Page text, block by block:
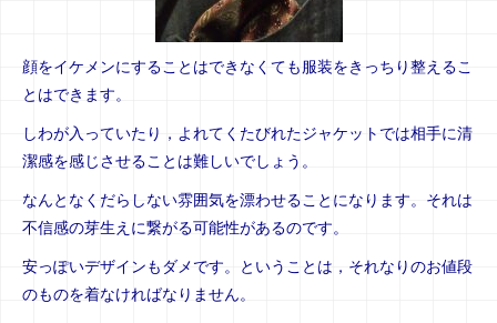
顔をイケメンにすることはできなくても服装をきっちり整えるこ
とはできます。
しわが入っていたり，よれてくたびれたジャケットでは相手に清
潔感を感じさせることは難しいでしょう。
なんとなくだらしない雰囲気を漂わせることになります。それは
不信感の芽生えに繋がる可能性があるのです。
安っぽいデザインもダメです。ということは，それなりのお値段
のものを着なければなりません。